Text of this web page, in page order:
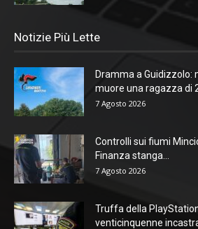
Notizie Più Lette
Dramma a Guidizzolo:
muore una ragazza di
7 Agosto 2026
Controlli sui fiumi
Finanza stanga...
7 Agosto 2026
Truffa della
venticinquenne